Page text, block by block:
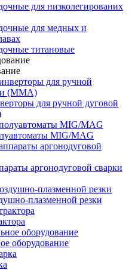
для низколегированих
для медных и
титановые
для ручной дуговой
MIG/MAG
аргонодуговой сварки
плазменной резки
оборудование